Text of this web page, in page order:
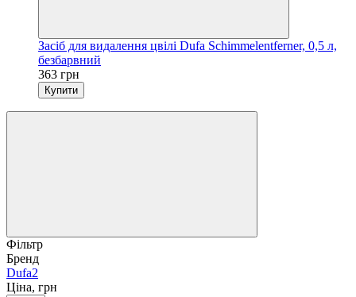
Засіб для видалення цвілі Dufa Schimmelentferner, 0,5 л,
безбарвний
363 грн
Купити
Фільтр
Бренд
Dufa2
Ціна, грн